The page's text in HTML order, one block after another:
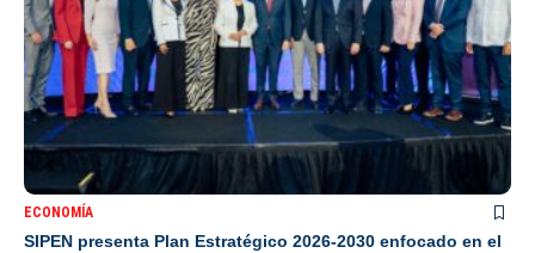
ECONOMÍA
SIPEN presenta Plan Estratégico 2026-2030 enfocado en el